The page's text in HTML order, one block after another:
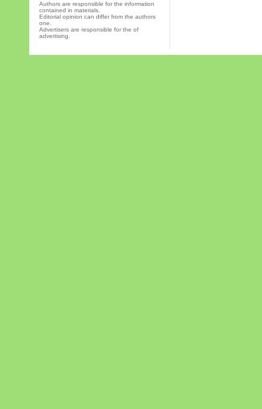
Authors are responsible for the information
contained in materials.
Editorial opinion can differ from the authors
one.
Advertisers are responsible for the of
advertising.